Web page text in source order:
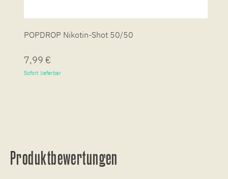
POPDROP Nikotin-Shot 50/50
7,99 €
Sofort lieferbar
Produktbewertungen